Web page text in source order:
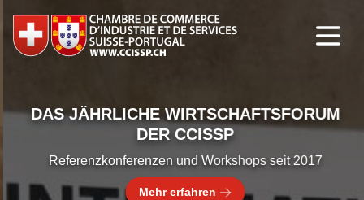
DAS JÄHRLICHE WIRTSCHAFTSFORUM
DER CCISSP
Referenzkonferenzen und Workshops seit 2017
Mehr erfahren